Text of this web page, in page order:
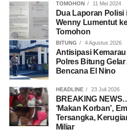
TOMOHON 11 Mei 2024
Dua Laporan Polisi
Wenny Lumentut
Tomohon
BITUNG 4 Agustus 2026
Antisipasi
Polres Bitung
Bencana El Nino
HEADLINE 23 Juli 2026
BREAKING
‘Makan Korban’,
Tersangka,
Miliar